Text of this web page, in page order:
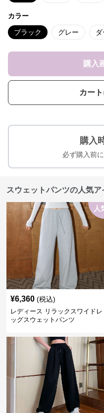
カラー
ブラック グレー
購入
カー
購入
必ず購入前
スウェットパンツの人気ア
人
¥6,360 (税込)
レディース リラックスワイドレ
ッグスウェットパンツ